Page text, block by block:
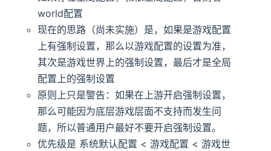
world配置
现在的思路（尚未实施）是，如果是游戏配置
上有强制设置，那么以游戏配置的设置为准，
其次是游戏世界上的强制设置，最后才是全局
配置上的强制设置
原则上只是警告：如果在上游开启强制设置，
那么可能因为底层游戏层面不支持而发生问
题，所以普通用户最好不要开启强制设置。
优先级是 系统默认配置 < 游戏配置 < 游戏世